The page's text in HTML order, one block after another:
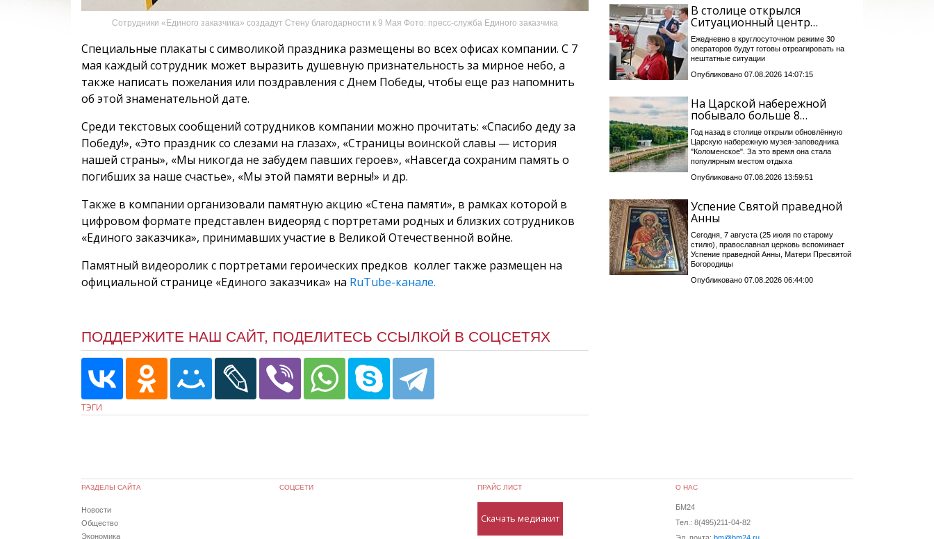
Сотрудники «Единого заказчика» создадут Стену благодарности к 9 Мая Фото: пресс-служба Единого заказчика
Специальные плакаты с символикой праздника размещены во всех офисах компании. С 7
мая каждый сотрудник может выразить душевную признательность за мирное небо, а
также написать пожелания или поздравления с Днем Победы, чтобы еще раз напомнить
об этой знаменательной дате.
Среди текстовых сообщений сотрудников компании можно прочитать: «Спасибо деду за
Победу!», «Это праздник со слезами на глазах», «Страницы воинской славы — история
нашей страны», «Мы никогда не забудем павших героев», «Навсегда сохраним память о
погибших за наше счастье», «Мы этой памяти верны!» и др.
Также в компании организовали памятную акцию «Стена памяти», в рамках которой в
цифровом формате представлен видеоряд с портретами родных и близких сотрудников
«Единого заказчика», принимавших участие в Великой Отечественной войне.
Памятный видеоролик с портретами героических предков коллег также размещен на
официальной странице «Единого заказчика» на RuTube-канале.
ПОДДЕРЖИТЕ НАШ САЙТ, ПОДЕЛИТЕСЬ ССЫЛКОЙ В СОЦСЕТЯХ
ТЭГИ
В столице открылся
Ситуационный центр…
Ежедневно в круглосуточном режиме 30
операторов будут готовы отреагировать на
нештатные ситуации
Опубликовано 07.08.2026 14:07:15
На Царской набережной
побывало больше 8…
Год назад в столице открыли обновлённую
Царскую набережную музея-заповедника
"Коломенское". За это время она стала
популярным местом отдыха
Опубликовано 07.08.2026 13:59:51
Успение Святой праведной
Анны
Сегодня, 7 августа (25 июля по старому
стилю), православная церковь вспоминает
Успение праведной Анны, Матери Пресвятой
Богородицы
Опубликовано 07.08.2026 06:44:00
РАЗДЕЛЫ САЙТА
Новости
Общество
Экономика
СОЦСЕТИ ПРАЙС ЛИСТ
Скачать медиакит
О НАС
БМ24
Тел.: 8(495)211-04-82